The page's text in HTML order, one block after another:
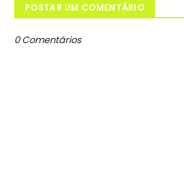
POSTAR UM COMENTÁRIO
0 Comentários